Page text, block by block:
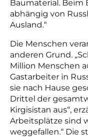
Baumaterial. Beim
abhängig von
Ausland.“
Die Menschen
anderen Grund.
Million Menschen
Gastarbeiter in
sie nach Hause
Drittel der
Kirgisistan aus“,
Arbeitsplätze sind
weggefallen.“ Die